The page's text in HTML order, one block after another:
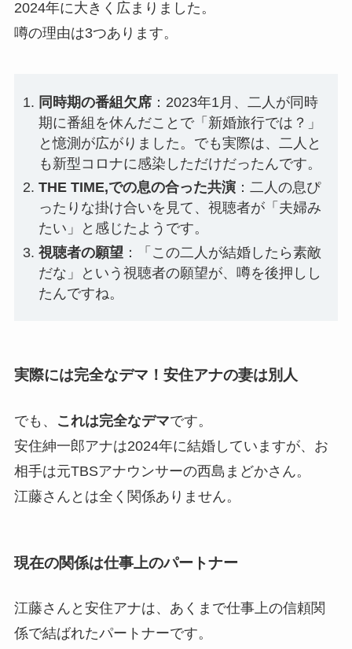
2024年に大きく広まりました。
噂の理由は3つあります。
同時期の番組欠席 ：2023年1月、二人が同時
期に番組を休んだことで「新婚旅行では？」
と憶測が広がりました。でも実際は、二人と
も新型コロナに感染しただけだったんです。
THE TIME,での息の合った共演 ：二人の息ぴ
ったりな掛け合いを見て、視聴者が「夫婦み
たい」と感じたようです。
視聴者の願望 ：「この二人が結婚したら素敵
だな」という視聴者の願望が、噂を後押しし
たんですね。
実際には完全なデマ！安住アナの妻は別人
でも、 これは完全なデマです。
安住紳一郎アナは2024年に結婚していますが、お
相手は元TBSアナウンサーの西島まどかさん。
江藤さんとは全く関係ありません。
現在の関係は仕事上のパートナー
江藤さんと安住アナは、あくまで仕事上の信頼関
係で結ばれたパートナーです。